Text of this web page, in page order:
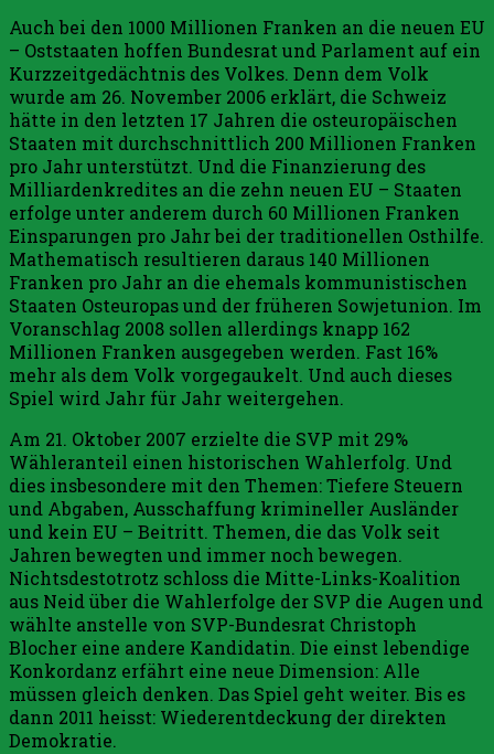
Auch bei den 1000 Millionen Franken an die neu­en EU
– Oststaaten hof­fen Bundesrat und Par­la­ment auf ein
Kurz­zeitge­dächtnis des Volkes. Denn dem Volk
wurde am 26. November 2006 erklärt, die Schweiz
hätte in den letzten 17 Jahren die osteuropäischen
Staaten mit durchschnittlich 200 Millionen Franken
pro Jahr unterstützt. Und die Finanzierung des
Milliardenkredites an die zehn neuen EU – Staaten
erfolge unter anderem durch 60 Millionen Franken
Einsparungen pro Jahr bei der traditionellen Osthilfe.
Mathematisch re­sultieren daraus 140 Millionen
Franken pro Jahr an die ehemals kommunistischen
Staaten Ost­euro­pas und der früheren Sowjetunion. Im
Voran­schlag 2008 sollen allerdings knapp 162
Millionen Franken ausgegeben werden. Fast 16%
mehr als dem Volk vorgegaukelt. Und auch dieses
Spiel wird Jahr für Jahr weitergehen.
Am 21. Oktober 2007 erzielte die SVP mit 29%
Wähleranteil einen histo­­rischen Wahlerfolg. Und
dies insbesondere mit den Themen: Tiefere Steu­ern
und Abgaben, Aus­schaffung krimineller Aus­län­der
und kein EU – Beitritt. Themen, die das Volk seit
Jahren beweg­ten und immer noch bewe­gen.
Nichtsdestotrotz schloss die Mitte-Links-Koalition
aus Neid über die Wahlerfolge der SVP die Augen und
wählte anstelle von SVP-Bun­desrat Christoph
Blocher eine andere Kandi­datin. Die einst lebendige
Konkordanz erfährt eine neue Dimension: Alle
müssen gleich denken. Das Spiel geht weiter. Bis es
dann 2011 heisst: Wiederent­deckung der direkten
Demokra­tie.